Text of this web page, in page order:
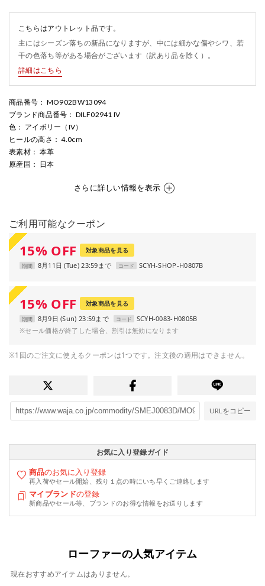
こちらはアウトレット品です。
主にはシーズン落ちの新品になりますが、中には細かな傷やシワ、若
干の色落ち等がある場合がございます（訳あり品を除く）。
詳細はこちら
商品番号 ： MO902BW13094
ブランド商品番号 ： DILF02941 IV
色 ： アイボリー（IV）
ヒールの高さ ： 4.0cm
表素材： 本革
原産国 ： 日本
さらに詳しい情報を表示
ご利用可能なクーポン
15% OFF 対象商品を見る
期間 8月11日 (Tue) 23:59まで コード SCYH-SHOP-H0807B
15% OFF 対象商品を見る
期間 8月9日 (Sun) 23:59まで コード
SCYH-0083-H0805B
※セール価格が終了した場合、割引は無効になります
※1回のご注文に使えるクーポンは1つです。注文後の適用はできません。
URLをコピー
お気に入り登録ガイド
商品のお気に入り登録
再入荷やセール開始、残り１点の時にいち早くご連絡します
マイブランドの登録
新商品やセール等、ブランドのお得な情報をお送りします
ローファーの人気アイテム
現在おすすめアイテムはありません。